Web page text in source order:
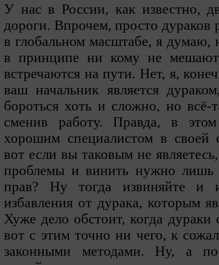
У нас в России, как известно,
дороги. Впрочем, просто дураков
в глобальном масштабе, я думаю,
в принципе ни кому не
встречаются на пути. Нет, я,
ваш начальник является
бороться хоть и сложно, но
сменив работу. Правда, в
хорошим специалистом в своей
вот если вы таковым не
проблемы и винить нужно
прав? Ну тогда извиняйте и
избавления от дурака, которым
Хуже дело обстоит, когда дураки
вот с этим точно ни чего, к
законными методами. Ну, а